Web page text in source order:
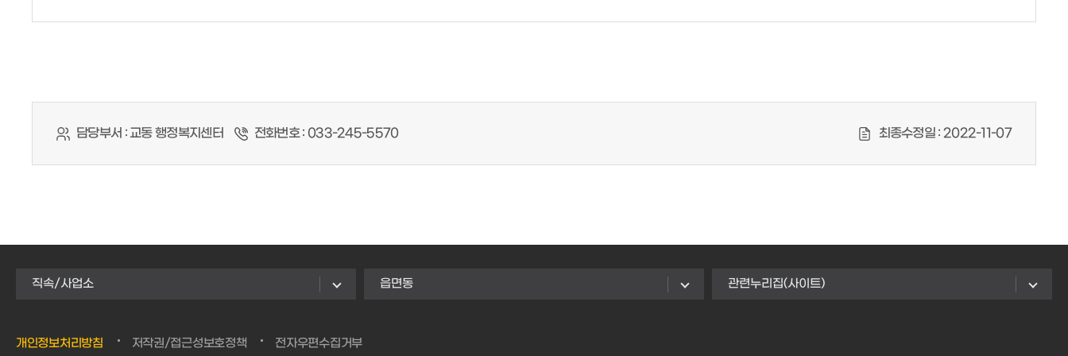
담당부서 :교동 행정복지센터 전화번호 : 033-245-5570 최종수정일 : 2022-11-07
직속/사업소 읍면동 관련누리집(사이트)
개인정보처리방침 저작권/접근성보호정책 전자우편수집거부